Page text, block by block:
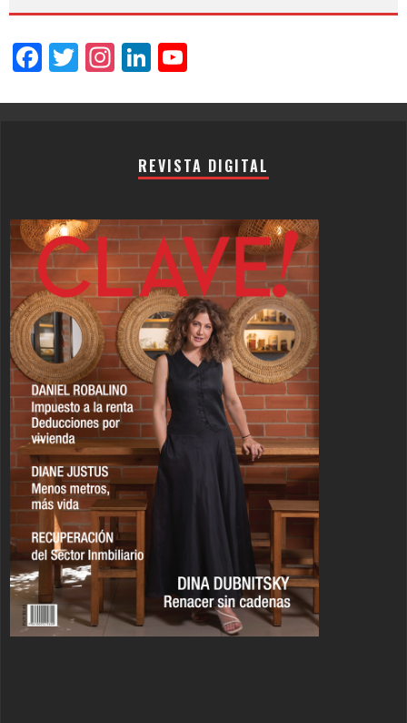
Facebook
Twitter
Instagram
LinkedIn
REVISTA DIGITAL